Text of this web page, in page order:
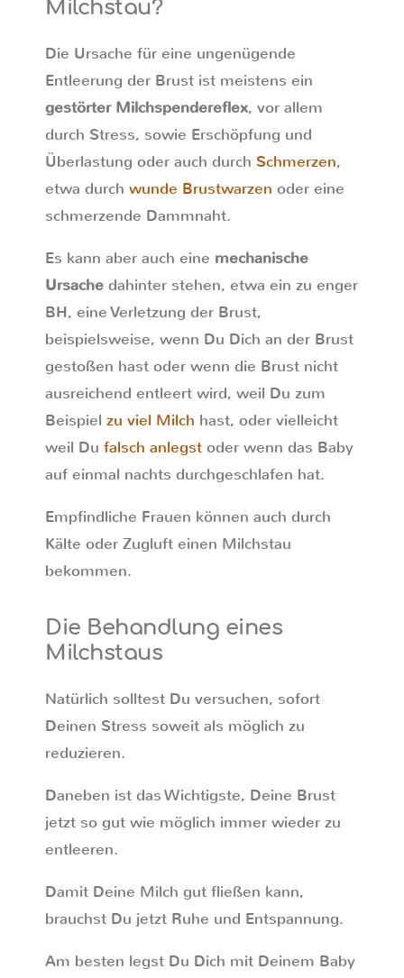
Milchstau?
Die Ursache für eine ungenügende
Entleerung der Brust ist meistens ein
gestörter Milchspendereflex, vor allem
durch Stress, sowie Erschöpfung und
Überlastung oder auch durch Schmerzen,
etwa durch wunde Brustwarzen oder eine
schmerzende Dammnaht.
Es kann aber auch eine mechanische
Ursache dahinter stehen, etwa ein zu enger
BH, eine Verletzung der Brust,
beispielsweise, wenn Du Dich an der Brust
gestoßen hast oder wenn die Brust nicht
ausreichend entleert wird, weil Du zum
Beispiel zu viel Milch hast, oder vielleicht
weil Du falsch anlegst oder wenn das Baby
auf einmal nachts durchgeschlafen hat.
Empfindliche Frauen können auch durch
Kälte oder Zugluft einen Milchstau
bekommen.
Die Behandlung eines
Milchstaus
Natürlich solltest Du versuchen, sofort
Deinen Stress soweit als möglich zu
reduzieren.
Daneben ist das Wichtigste, Deine Brust
jetzt so gut wie möglich immer wieder zu
entleeren.
Damit Deine Milch gut fließen kann,
brauchst Du jetzt Ruhe und Entspannung.
Am besten legst Du Dich mit Deinem Baby